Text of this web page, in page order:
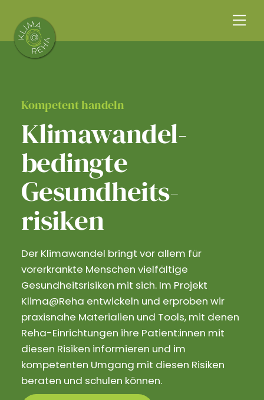
content
Kompetent handeln
Klimawandel­
bedingte
Gesundheits­
risiken
Der Klimawandel bringt vor allem für
vorerkrankte Menschen vielfältige
Gesundheitsrisiken mit sich. Im Projekt
Klima@Reha entwickeln und erproben wir
praxisnahe Materialien und Tools, mit denen
Reha-Einrichtungen ihre Patient:innen mit
diesen Risiken informieren und im
kompetenten Umgang mit diesen Risiken
beraten und schulen können.